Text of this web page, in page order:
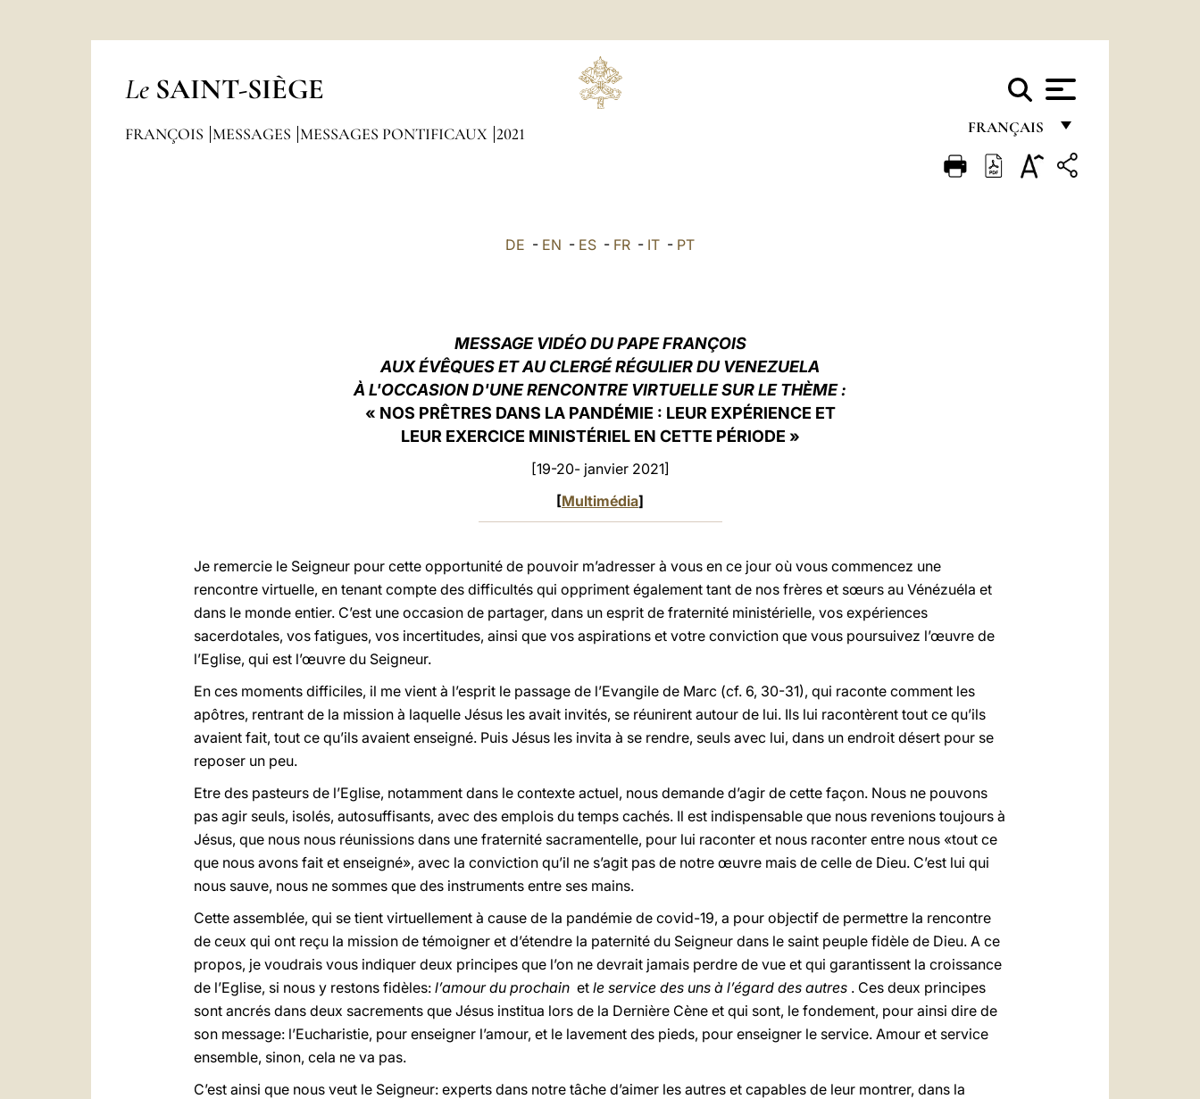
Le SAINT-SIÈGE
FRANÇAIS
FRANÇAIS
FRANÇOIS MESSAGES MESSAGES PONTIFICAUX 2021
DE - EN - ES - FR - IT - PT
MESSAGE VIDÉODU PAPE FRANÇOIS
AUX ÉVÊQUES ET AU CLERGÉ RÉGULIER DU VENEZUELA
À L'OCCASION D'UNE RENCONTRE VIRTUELLE SUR LE THÈME :
« NOS PRÊTRES DANS LA PANDÉMIE : LEUR EXPÉRIENCE ET
LEUR EXERCICE MINISTÉRIEL EN CETTE PÉRIODE »
[19-20- janvier 2021]
[Multimédia]
Je remercie le Seigneur pour cette opportunité de pouvoir m’adresser à vous en ce jour où vous commencez une
rencontre virtuelle, en tenant compte des difficultés qui oppriment également tant de nos frères et sœurs au Vénézuéla et
dans le monde entier. C’est une occasion de partager, dans un esprit de fraternité ministérielle, vos expériences
sacerdotales, vos fatigues, vos incertitudes, ainsi que vos aspirations et votre conviction que vous poursuivez l’œuvre de
l’Eglise, qui est l’œuvre du Seigneur.
En ces moments difficiles, il me vient à l’esprit le passage de l’Evangile de Marc (cf. 6, 30-31), qui raconte comment les
apôtres, rentrant de la mission à laquelle Jésus les avait invités, se réunirent autour de lui. Ils lui racontèrent tout ce qu’ils
avaient fait, tout ce qu’ils avaient enseigné. Puis Jésus les invita à se rendre, seuls avec lui, dans un endroit désert pour se
reposer un peu.
Etre des pasteurs de l’Eglise, notamment dans le contexte actuel, nous demande d’agir de cette façon. Nous ne pouvons
pas agir seuls, isolés, autosuffisants, avec des emplois du temps cachés. Il est indispensable que nous revenions toujours à
Jésus, que nous nous réunissions dans une fraternité sacramentelle, pour lui raconter et nous raconter entre nous «tout ce
que nous avons fait et enseigné», avec la conviction qu’il ne s’agit pas de notre œuvre mais de celle de Dieu. C’est lui qui
nous sauve, nous ne sommes que des instruments entre ses mains.
Cette assemblée, qui se tient virtuellement à cause de la pandémie de covid-19, a pour objectif de permettre la rencontre
de ceux qui ont reçu la mission de témoigner et d’étendre la paternité du Seigneur dans le saint peuple fidèle de Dieu. A ce
propos, je voudrais vous indiquer deux principes que l’on ne devrait jamais perdre de vue et qui garantissent la croissance
de l’Eglise, si nous y restons fidèles: l’amour du prochain et le service des uns à l’égard des autres . Ces deux principes
sont ancrés dans deux sacrements que Jésus institua lors de la Dernière Cène et qui sont, le fondement, pour ainsi dire de
son message: l’Eucharistie, pour enseigner l’amour, et le lavement des pieds, pour enseigner le service. Amour et service
ensemble, sinon, cela ne va pas.
C’est ainsi que nous veut le Seigneur: experts dans notre tâche d’aimer les autres et capables de leur montrer, dans la